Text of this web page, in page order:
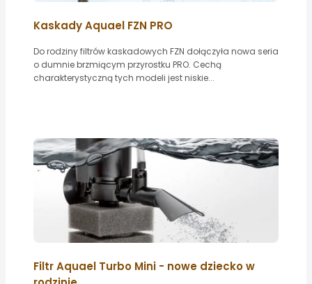
Kaskady Aquael FZN PRO
Do rodziny filtrów kaskadowych FZN dołączyła nowa seria
o dumnie brzmiącym przyrostku PRO. Cechą
charakterystyczną tych modeli jest niskie...
Filtr Aquael Turbo Mini - nowe dziecko w